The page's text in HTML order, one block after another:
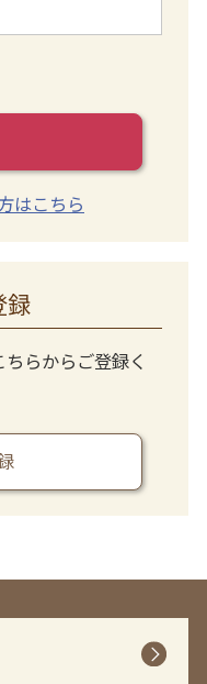
はこちら
録
らからご登録く